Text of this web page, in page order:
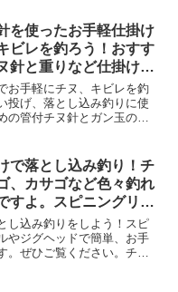
を使ったお手軽仕掛け
ビレを釣ろう！おすす
針と重りなど仕掛けの
お手軽にチヌ、キビレを釣
投げ、落とし込み釣りに使
の管付チヌ針とガン玉のご
で落とし込み釣り！チ
、カサゴなど色々釣れ
すよ。スピニングリー
ッドでお手軽な方法。
し込み釣りをしよう！スピ
やジグヘッドで簡単、お手
。ぜひご覧ください。チ